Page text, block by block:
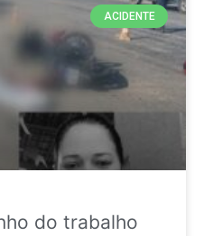
ACIDENTE
do trabalho